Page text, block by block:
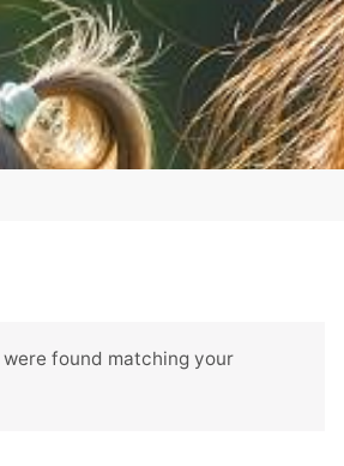
found matching your